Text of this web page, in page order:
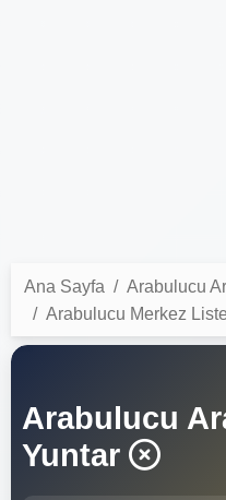
Ana Sayfa
Arabulucu
Arabulucu Merkez
Arabulucu
Yuntar